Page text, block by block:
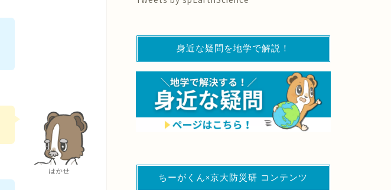
はかせ
身近な疑問を地学で解説！
ちーがくん×京大防災研 コンテンツ